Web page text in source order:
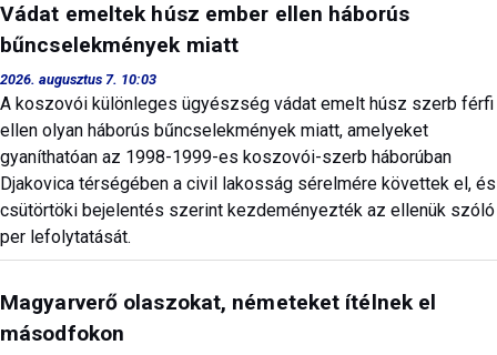
Vádat emeltek húsz ember ellen háborús
bűncselekmények miatt
2026. augusztus 7. 10:03
A koszovói különleges ügyészség vádat emelt húsz szerb férfi
ellen olyan háborús bűncselekmények miatt, amelyeket
gyaníthatóan az 1998-1999-es koszovói-szerb háborúban
Djakovica térségében a civil lakosság sérelmére követtek el, és
csütörtöki bejelentés szerint kezdeményezték az ellenük szóló
per lefolytatását.
Magyarverő olaszokat, németeket ítélnek el
másodfokon